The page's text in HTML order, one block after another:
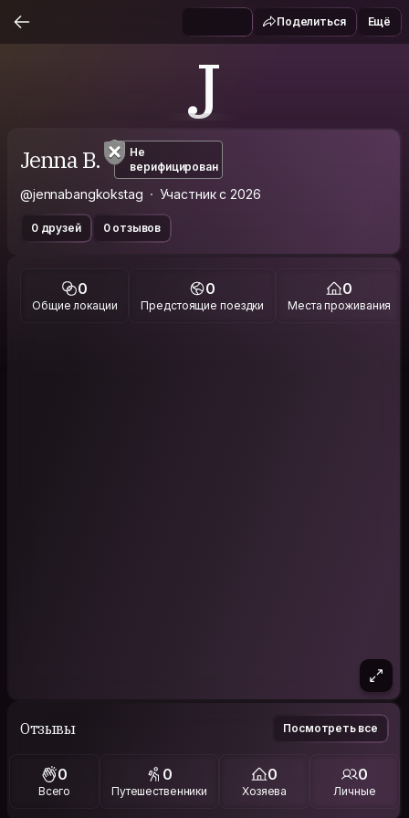
Поделиться Ещё
J
Jenna B.
Не
верифицирован
@jennabangkokstag Участник с 2026
0 друзей 0 отзывов
0
Общие локации
0
Предстоящие поездки
0
Места проживания
Отзывы Посмотреть все
0
Всего
0
Путешественники
0
Хозяева
0
Личные